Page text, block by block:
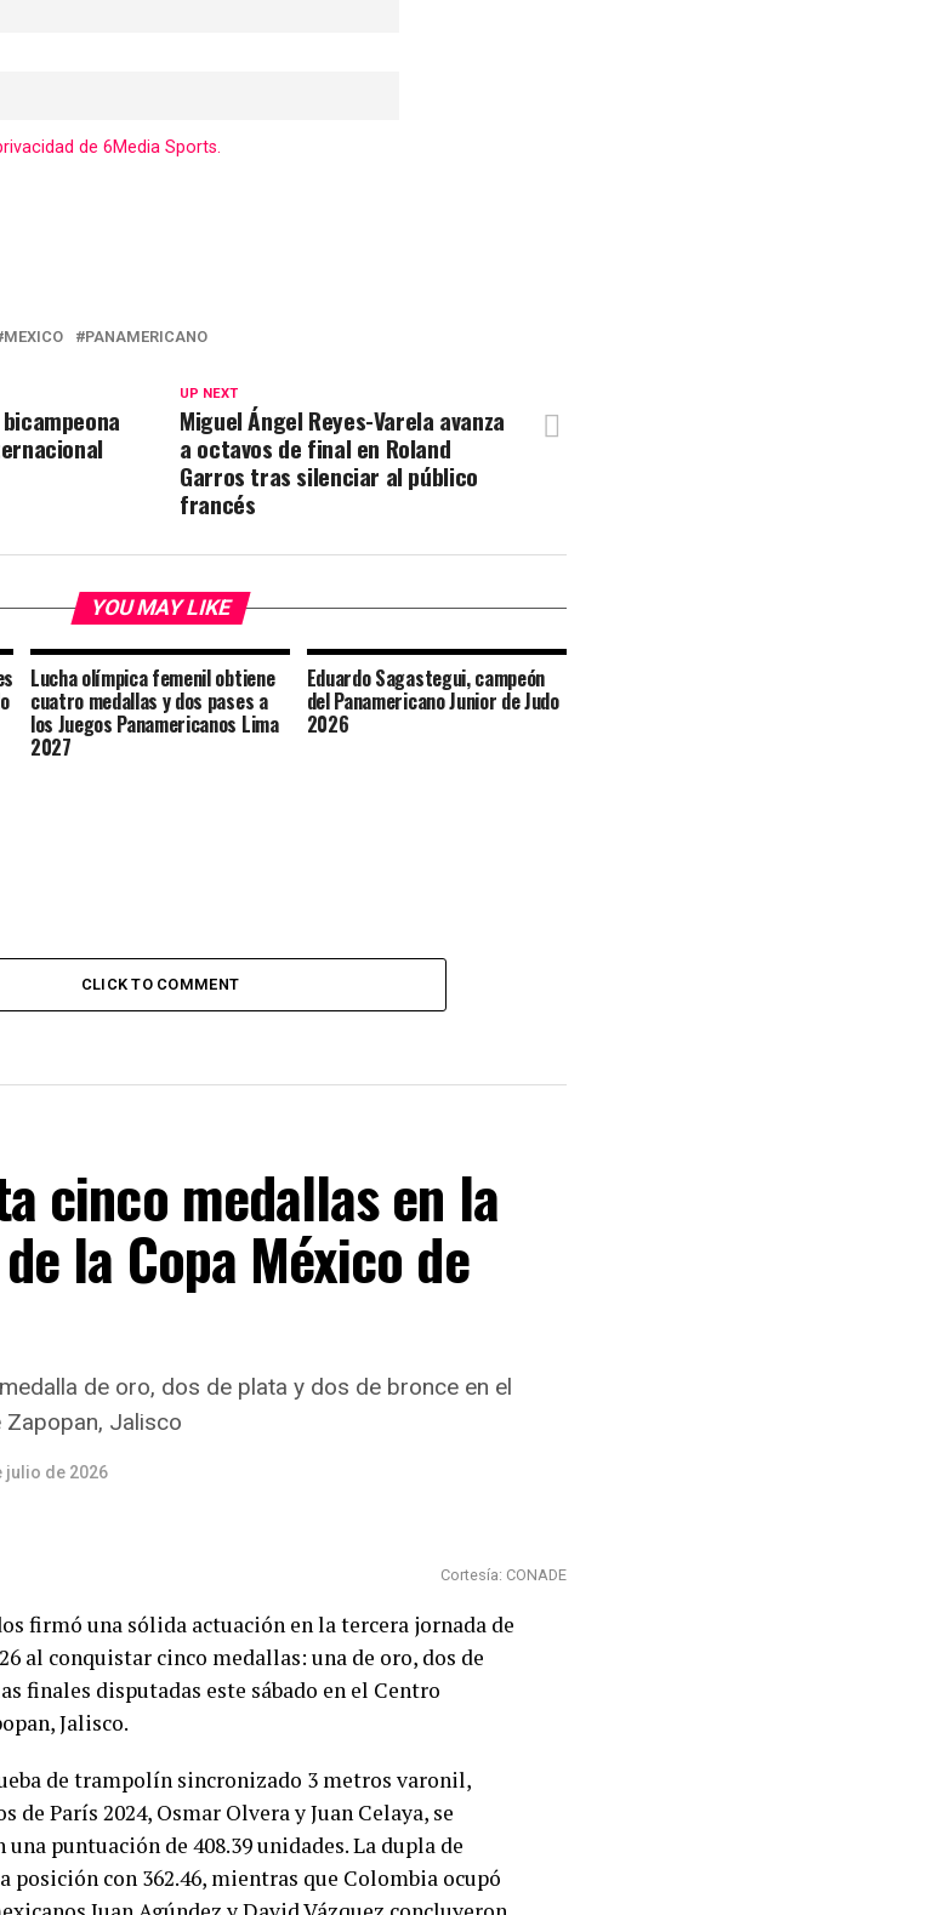
de 6Media Sports.
MEXICO PANAMERICANO
UP NEXT
Miguel Ángel Reyes-Varela avanza
a octavos de final en Roland
Garros tras silenciar al público
francés
YOU MAY LIKE
Lucha olímpica femenil obtiene
cuatro medallas y dos pases a
los Juegos Panamericanos Lima
2027
Eduardo Sagastegui, campeón
del Panamericano Junior de Judo
2026
CLICK TO COMMENT
cinco medallas en la
la Copa México de
de oro, dos de plata y dos de bronce en el
Jalisco
julio de 2026
Cortesía: CONADE
firmó una sólida actuación en la tercera jornada de
al conquistar cinco medallas: una de oro, dos de
finales disputadas este sábado en el Centro
Jalisco.
de trampolín sincronizado 3 metros varonil,
París 2024, Osmar Olvera y Juan Celaya, se
puntuación de 408.39 unidades. La dupla de
con 362.46, mientras que Colombia ocupó